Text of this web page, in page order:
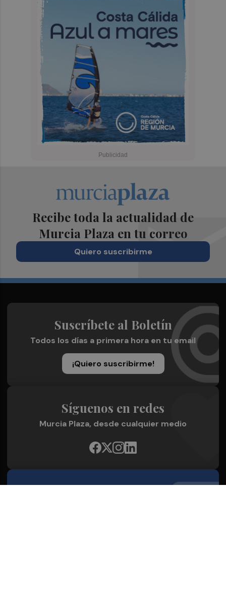
Recibe toda la actualidad de
Murcia Plaza en tu correo
Quiero suscribirme
Suscríbete al Boletín
Todos los días a primera hora en tu email
¡Quiero suscribirme!
Síguenos en redes
Murcia Plaza, desde cualquier medio